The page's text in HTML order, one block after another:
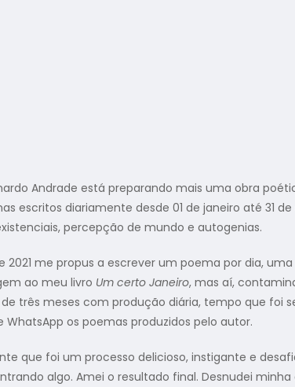
Andrade está preparando mais uma obra
escritos diariamente desde 01 de janeiro até 31
percepção de mundo e autogenias.
2021 me propus a escrever um poema por dia,
ao meu livro Um certo Janeiro, mas aí,
três meses com produção diária, tempo que foi
WhatsApp os poemas produzidos pelo autor.
que foi um processo delicioso, instigante e
algo. Amei o resultado final. Desnudei